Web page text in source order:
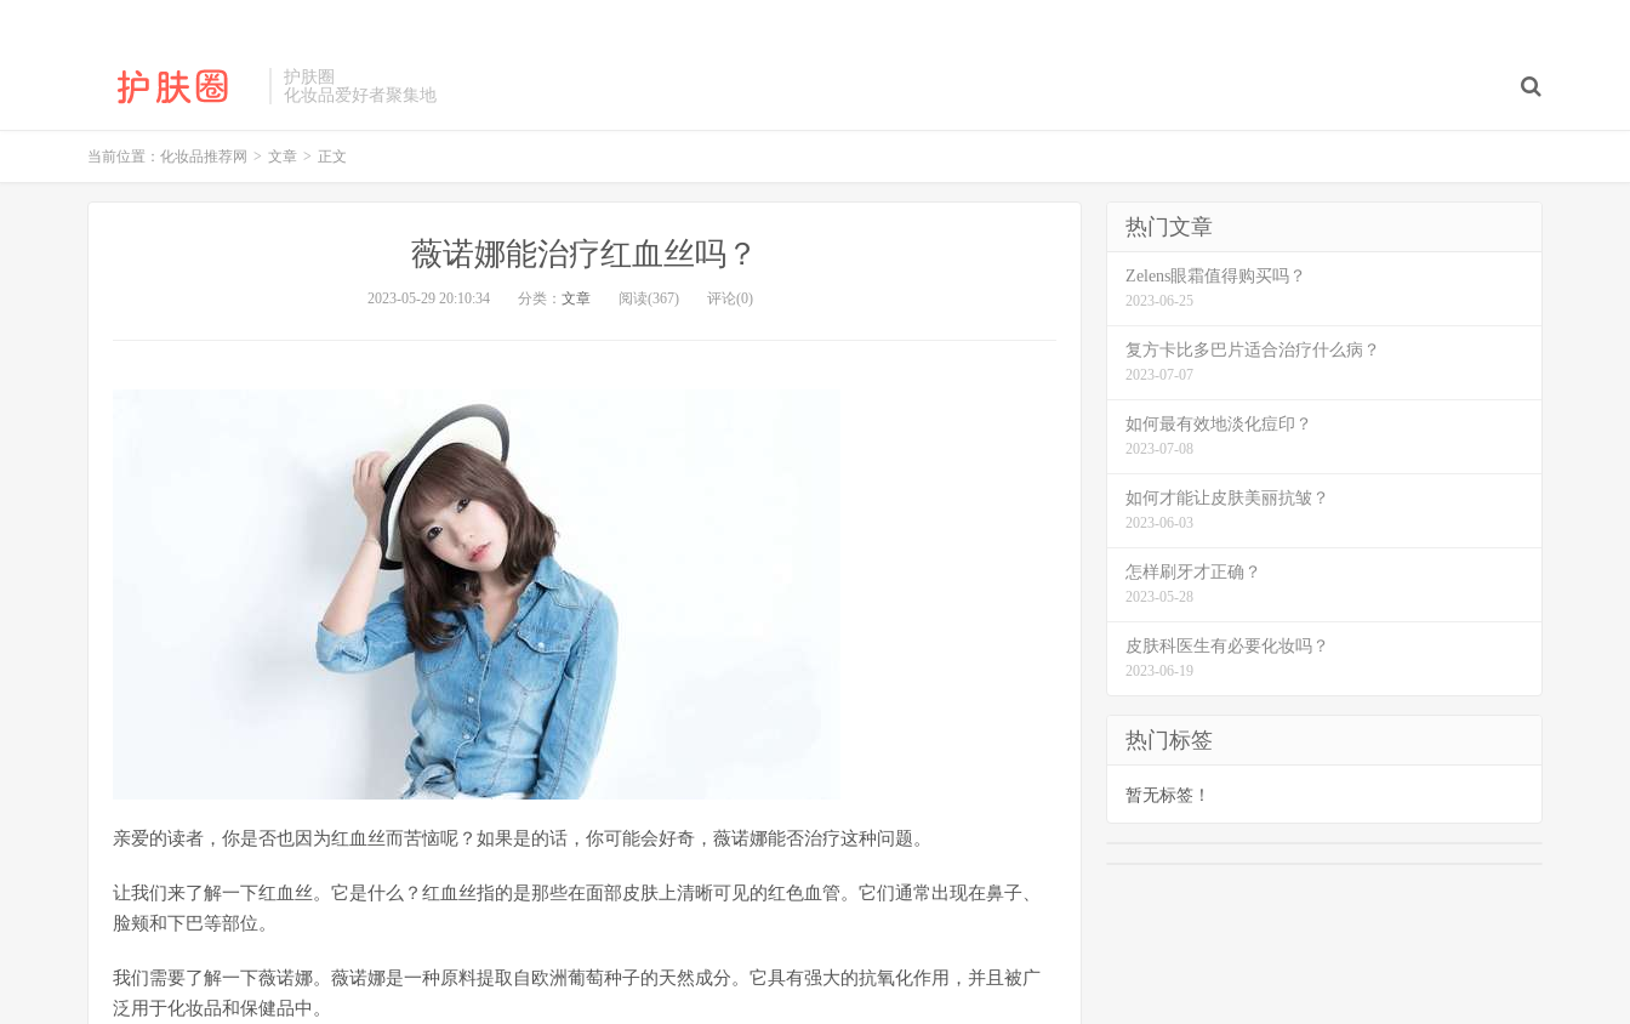
护肤圈
化妆品爱好者聚集地
当前位置： 化妆品推荐网 > 文章 > 正文
薇诺娜能治疗红血丝吗？
2023-05-29 20:10:34 分类： 文章 阅读(367) 评论(0)
亲爱的读者，你是否也因为红血丝而苦恼呢？如果是的话，你可能会好奇，薇诺娜能否治疗这种问题。
让我们来了解一下红血丝。它是什么？红血丝指的是那些在面部皮肤上清晰可见的红色血管。它们通常出现在鼻子、
脸颊和下巴等部位。
我们需要了解一下薇诺娜。薇诺娜是一种原料提取自欧洲葡萄种子的天然成分。它具有强大的抗氧化作用，并且被广
泛用于化妆品和保健品中。
热门文章
Zelens眼霜值得购买吗？
2023-06-25
复方卡比多巴片适合治疗什么病？
2023-07-07
如何最有效地淡化痘印？
2023-07-08
如何才能让皮肤美丽抗皱？
2023-06-03
怎样刷牙才正确？
2023-05-28
皮肤科医生有必要化妆吗？
2023-06-19
热门标签
暂无标签！